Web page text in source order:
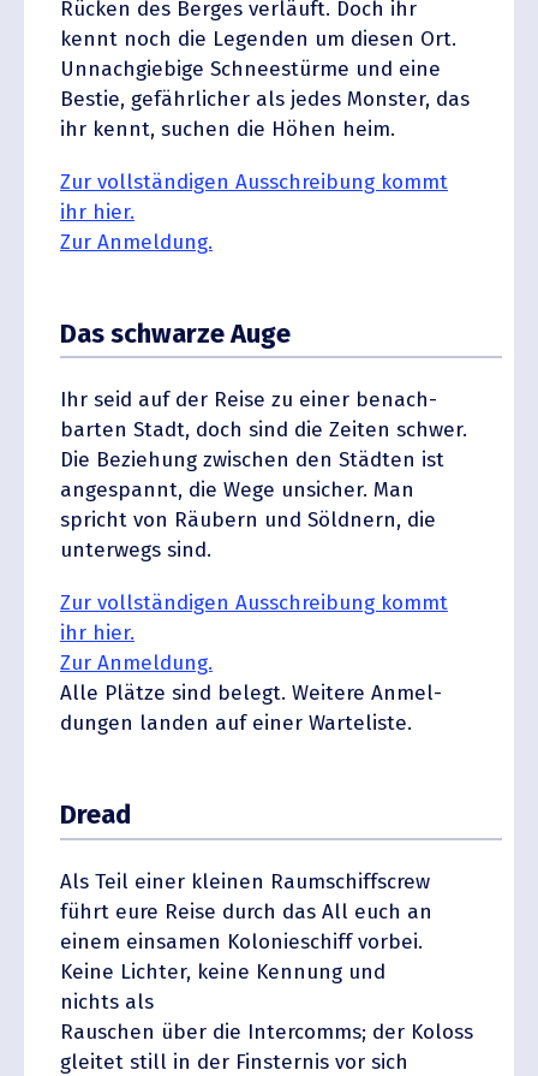
Rücken des Berges verläuft. Doch ihr
kennt noch die Legenden um diesen Ort.
Unnach­giebige Schnee­stürme und eine
Bestie, gefähr­licher als jedes Monster, das
ihr kennt, suchen die Höhen heim.
Zur vollstän­digen Ausschreibung kommt
ihr hier.
Zur Anmeldung.
Das schwarze Auge
Ihr seid auf der Reise zu einer benach­
barten Stadt, doch sind die Zeiten schwer.
Die Beziehung zwischen den Städten ist
angespannt, die Wege unsicher. Man
spricht von Räubern und Söldnern, die
unterwegs sind.
Zur vollstän­digen Ausschreibung kommt
ihr hier.
Zur Anmeldung.
Alle Plätze sind belegt. Weitere Anmel­
dungen landen auf einer Warteliste.
Dread
Als Teil einer kleinen Raumschiffscrew
führt eure Reise durch das All euch an
einem einsamen Kolonie­schiff vorbei.
Keine Lichter, keine Kennung und
nichts als
Rauschen über die Inter­comms; der Koloss
gleitet still in der Finsternis vor sich